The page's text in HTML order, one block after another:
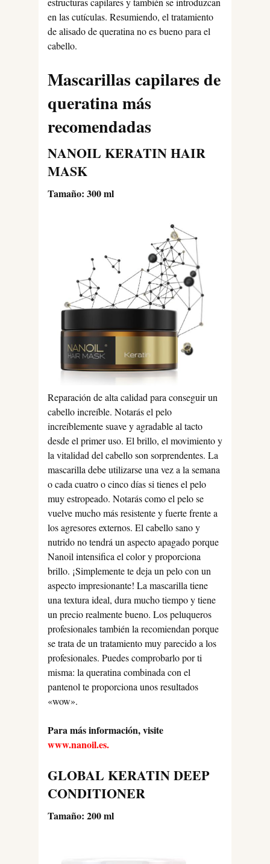
en las cutículas. Resumiendo, el tratamiento
de alisado de queratina no es bueno para el
cabello.
Mascarillas capilares de
queratina más
recomendadas
NANOIL KERATIN HAIR
MASK
Tamaño: 300 ml
Reparación de alta calidad para conseguir un
cabello increíble. Notarás el pelo
increíblemente suave y agradable al tacto
desde el primer uso. El brillo, el movimiento y
la vitalidad del cabello son sorprendentes. La
mascarilla debe utilizarse una vez a la semana
o cada cuatro o cinco días si tienes el pelo
muy estropeado. Notarás como el pelo se
vuelve mucho más resistente y fuerte frente a
los agresores externos. El cabello sano y
nutrido no tendrá un aspecto apagado porque
Nanoil intensifica el color y proporciona
brillo. ¡Simplemente te deja un pelo con un
aspecto impresionante! La mascarilla tiene
una textura ideal, dura mucho tiempo y tiene
un precio realmente bueno. Los peluqueros
profesionales también la recomiendan porque
se trata de un tratamiento muy parecido a los
profesionales. Puedes comprobarlo por ti
misma: la queratina combinada con el
pantenol te proporciona unos resultados
«wow».
Para más información, visite
www.nanoil.es.
GLOBAL KERATIN DEEP
CONDITIONER
Tamaño: 200 ml